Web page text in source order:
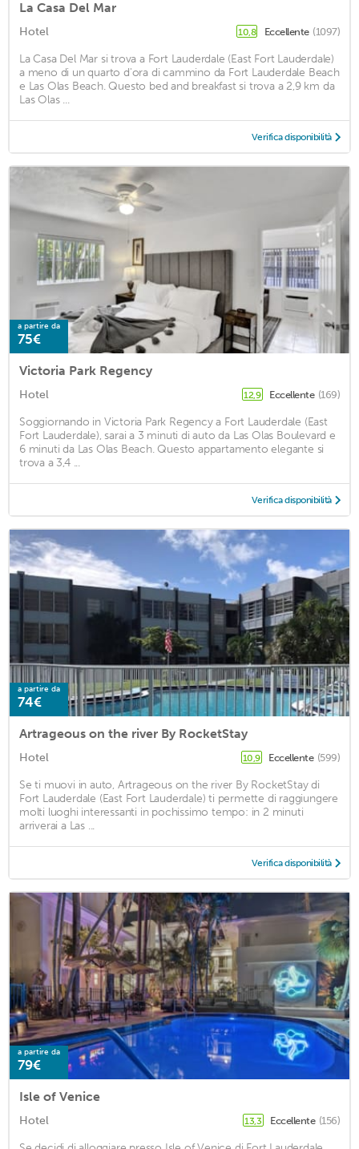
La Casa Del Mar
Hotel 10,8 Eccellente (1097)
La Casa Del Mar si trova a Fort Lauderdale (East Fort Lauderdale)
a meno di un quarto d'ora di cammino da Fort Lauderdale Beach
e Las Olas Beach. Questo bed and breakfast si trova a 2,9 km da
Las Olas ...
Verifica disponibilità
a partire da
75€
Victoria Park Regency
Hotel 12,9 Eccellente (169)
Soggiornando in Victoria Park Regency a Fort Lauderdale (East
Fort Lauderdale), sarai a 3 minuti di auto da Las Olas Boulevard e
6 minuti da Las Olas Beach. Questo appartamento elegante si
trova a 3,4 ...
Verifica disponibilità
a partire da
74€
Artrageous on the river By RocketStay
Hotel 10,9 Eccellente (599)
Se ti muovi in auto, Artrageous on the river By RocketStay di
Fort Lauderdale (East Fort Lauderdale) ti permette di raggiungere
molti luoghi interessanti in pochissimo tempo: in 2 minuti
arriverai a Las ...
Verifica disponibilità
a partire da
79€
Isle of Venice
Hotel 13,3 Eccellente (156)